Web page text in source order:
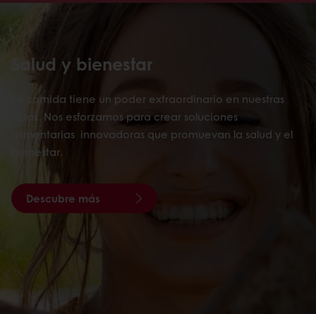
Salud y bienestar
La comida tiene un poder extraordinario en nuestras
vidas. Nos esforzamos para crear soluciones
alimentarias innovadoras que promuevan la salud y el
bienestar.
Descubre más